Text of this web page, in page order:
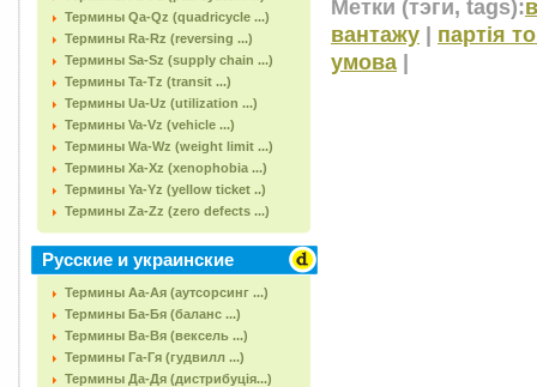
Термины Qa-Qz (quadricycle ...)
Термины Ra-Rz (reversing ...)
Термины Sa-Sz (supply chain ...)
Термины Ta-Tz (transit ...)
Термины Ua-Uz (utilization ...)
Термины Va-Vz (vehicle ...)
Термины Wa-Wz (weight limit ...)
Термины Xa-Xz (xenophobia ...)
Термины Ya-Yz (yellow ticket ..)
Термины Za-Zz (zero defects ...)
Русские и украинские
Термины Аа-Ая (аутсорсинг ...)
Термины Ба-Бя (баланс ...)
Термины Ва-Вя (вексель ...)
Термины Га-Гя (гудвилл ...)
Термины Да-Дя (дистрибуція...)
Метки (тэги, tags):
вантажу | партія
умова |